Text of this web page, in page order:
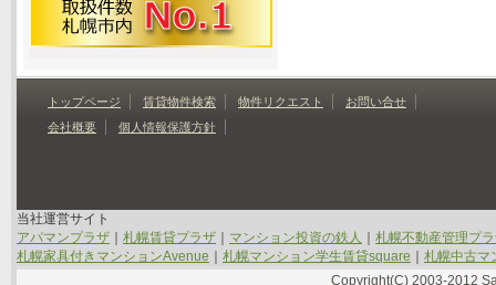
トップページ 賃貸物件検索 物件リクエスト
お問い合せ
会社概要
個人情報保護方針
当社運営サイト
アパマンプラザ
札幌賃貸プラザ マンション投資の鉄人
札幌不動産管理プ
札幌家具付きマンションAvenue
札幌マンション学生賃貸square
札幌中古マ
Copyright(C) 2003-2012